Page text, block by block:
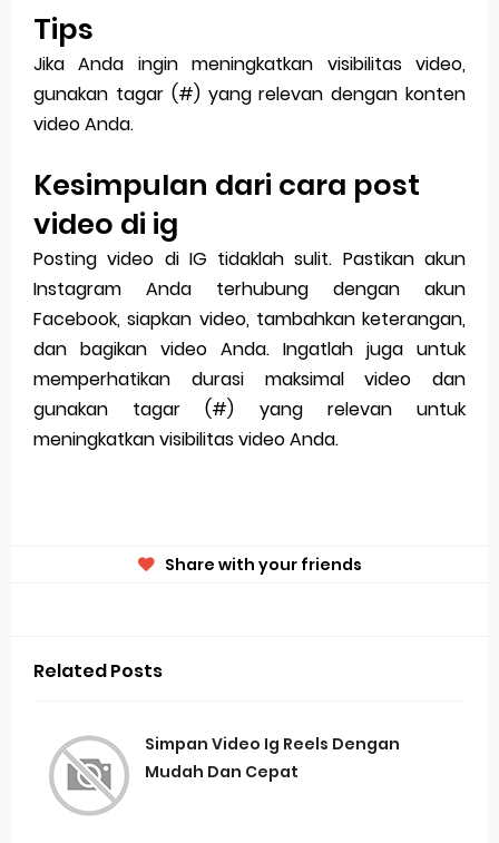
Tips
Jika Anda ingin meningkatkan visibilitas video,
gunakan tagar (#) yang relevan dengan konten
video Anda.
Kesimpulan dari cara post
video di ig
Posting video di IG tidaklah sulit. Pastikan akun
Instagram Anda terhubung dengan akun
Facebook, siapkan video, tambahkan keterangan,
dan bagikan video Anda. Ingatlah juga untuk
memperhatikan durasi maksimal video dan
gunakan tagar (#) yang relevan untuk
meningkatkan visibilitas video Anda.
Share with your friends
Related Posts
Simpan Video Ig Reels Dengan
Mudah Dan Cepat